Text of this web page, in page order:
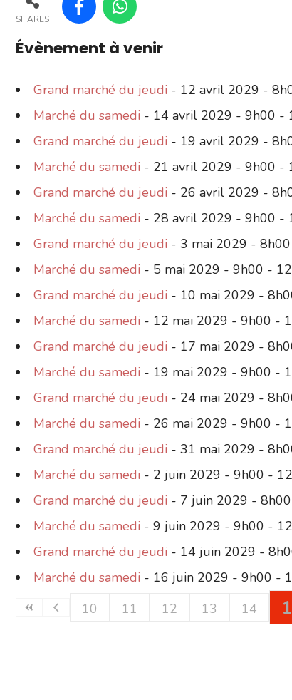
SHARES
Évènement à venir
Grand marché du jeudi - 12 avril 2029 -
Marché du samedi - 14 avril 2029 - 9h00 -
Grand marché du jeudi - 19 avril 2029 -
Marché du samedi - 21 avril 2029 - 9h00 -
Grand marché du jeudi - 26 avril 2029 -
Marché du samedi - 28 avril 2029 - 9h00 -
Grand marché du jeudi - 3 mai 2029 -
Marché du samedi - 5 mai 2029 - 9h00 -
Grand marché du jeudi - 10 mai 2029 -
Marché du samedi - 12 mai 2029 - 9h00 -
Grand marché du jeudi - 17 mai 2029 -
Marché du samedi - 19 mai 2029 - 9h00 -
Grand marché du jeudi - 24 mai 2029 -
Marché du samedi - 26 mai 2029 - 9h00 -
Grand marché du jeudi - 31 mai 2029 -
Marché du samedi - 2 juin 2029 - 9h00 -
Grand marché du jeudi - 7 juin 2029 -
Marché du samedi - 9 juin 2029 - 9h00 -
Grand marché du jeudi - 14 juin 2029 -
Marché du samedi - 16 juin 2029 - 9h00 -
10
11 12 13 14